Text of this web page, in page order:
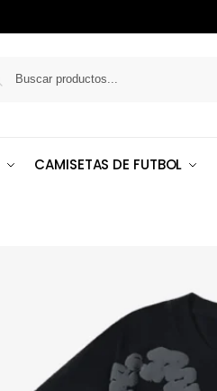
CAMISETAS DE FUTBOL